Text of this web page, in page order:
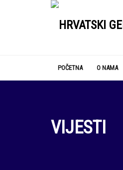
POČETNA O NAMA
VIJESTI